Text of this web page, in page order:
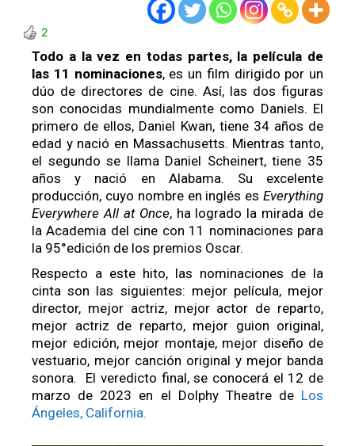
2
Todo a la vez en todas partes, la película de
las 11 nominaciones, es un film dirigido por un
dúo de directores de cine. Así, las dos figuras
son conocidas mundialmente como Daniels. El
primero de ellos, Daniel Kwan, tiene 34 años de
edad y nació en Massachusetts. Mientras tanto,
el segundo se llama Daniel Scheinert, tiene 35
años y nació en Alabama. Su excelente
producción, cuyo nombre en inglés es Everything
Everywhere All at Once, ha logrado la mirada de
la Academia del cine con 11 nominaciones para
la 95°edición de los premios Oscar.
Respecto a este hito, las nominaciones de la
cinta son las siguientes: mejor película, mejor
director, mejor actriz, mejor actor de reparto,
mejor actriz de reparto, mejor guion original,
mejor edición, mejor montaje, mejor diseño de
vestuario, mejor canción original y mejor banda
sonora. El veredicto final, se conocerá el 12 de
marzo de 2023 en el Dolphy Theatre de Los
Ángeles, California.